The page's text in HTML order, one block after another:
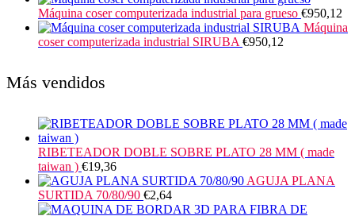
Máquina coser computerizada industrial para grueso €950,12
Máquina
coser computerizada industrial SIRUBA €950,12
Más vendidos
RIBETEADOR DOBLE SOBRE PLATO 28 MM ( made
taiwan ) €19,36
AGUJA PLANA
SURTIDA 70/80/90 €2,64